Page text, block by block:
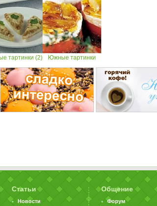
тартинки (2) Южные тартинки
Статьи
Новости
Общение
Форум